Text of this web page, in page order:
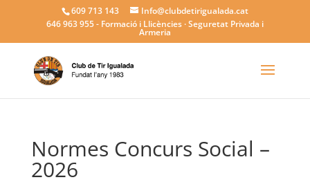
609 713 143
Info@clubdetirigualada.cat
646 963 955- Formació i Llicències · Seguretat Privada i
Armeria
Normes Concurs Social –
2026